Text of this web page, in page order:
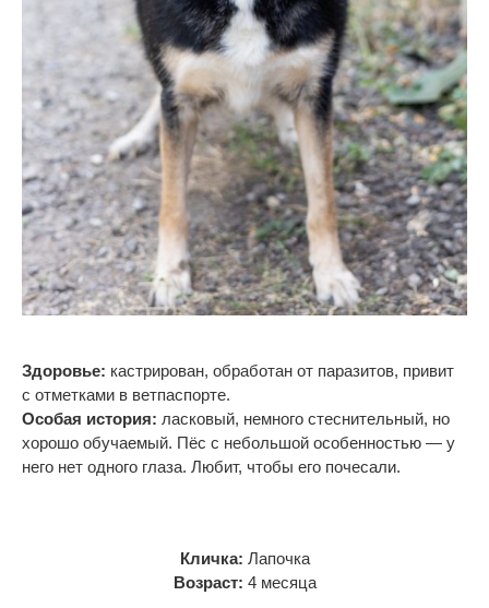
Здоровье: кастрирован, обработан от паразитов, привит
с отметками в ветпаспорте.
Особая история: ласковый, немного стеснительный, но
хорошо обучаемый. Пёс с небольшой особенностью — у
него нет одного глаза. Любит, чтобы его почесали.
Кличка: Лапочка
Возраст: 4 месяца